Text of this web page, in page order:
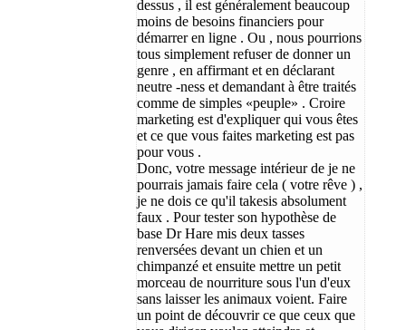
dessus , il est généralement beaucoup
moins de besoins financiers pour
démarrer en ligne . Ou , nous pourrions
tous simplement refuser de donner un
genre , en affirmant et en déclarant
neutre -ness et demandant à être traités
comme de simples «peuple» . Croire
marketing est d'expliquer qui vous êtes
et ce que vous faites marketing est pas
pour vous .
Donc, votre message intérieur de je ne
pourrais jamais faire cela ( votre rêve ) ,
je ne dois ce qu'il takesis absolument
faux . Pour tester son hypothèse de
base Dr Hare mis deux tasses
renversées devant un chien et un
chimpanzé et ensuite mettre un petit
morceau de nourriture sous l'un d'eux
sans laisser les animaux voient. Faire
un point de découvrir ce que ceux que